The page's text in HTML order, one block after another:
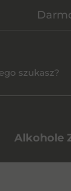
Alkohole